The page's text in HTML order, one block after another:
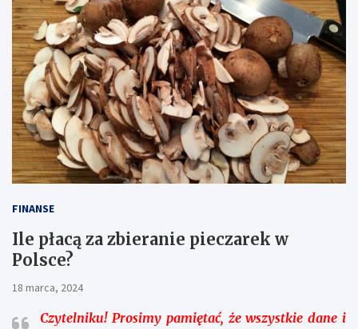
FINANSE
Ile płacą za zbieranie pieczarek w
Polsce?
18 marca, 2024
Czytelniku!Prosimy pamiętać, że wszystkie dane i